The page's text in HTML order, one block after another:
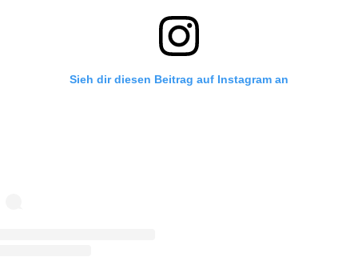
Sieh dir diesen Beitrag auf Instagram an